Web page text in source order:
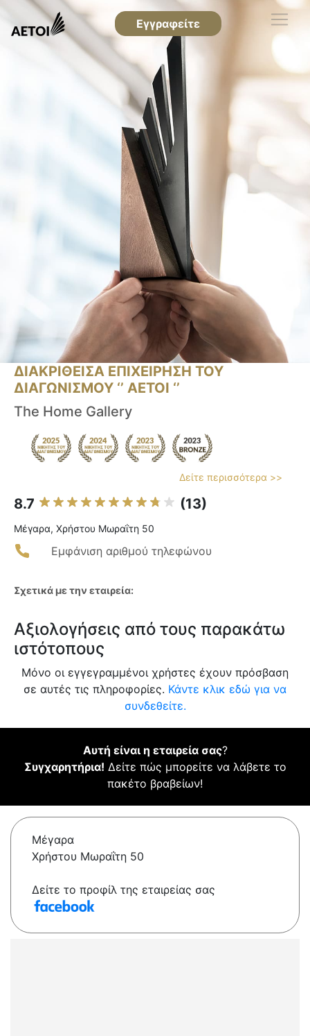
Εγγραφείτε
ΔΙΑΚΡΙΘΕΙΣΑ ΕΠΙΧΕΙΡΗΣΗ ΤΟΥ
ΔΙΑΓΩΝΙΣΜΟΥ ‘’ ΑΕΤΟΙ ‘’
The Home Gallery
Δείτε περισσότερα >>
8.7 (13)
Μέγαρα, Χρήστου Μωραΐτη 50
Εμφάνιση αριθμού τηλεφώνου
Σχετικά με την εταιρεία:
Αξιολογήσεις από τους παρακάτω
ιστότοπους
Μόνο οι εγγεγραμμένοι χρήστες έχουν πρόσβαση
σε αυτές τις πληροφορίες. Κάντε κλικ εδώ για να
συνδεθείτε.
Αυτή είναι η εταιρεία σας?
Συγχαρητήρια! Δείτε πώς μπορείτε να λάβετε το
πακέτο βραβείων!
Μέγαρα
Χρήστου Μωραΐτη 50
Δείτε το προφίλ της εταιρείας σας